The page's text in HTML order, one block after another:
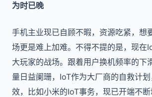
为时已晚
手机主业现已自顾不暇，资源吃紧，想
场更是难上加难。不得不提的是，现在
大玩家的战场。跟着用户换机频率的下
量日益阑珊，IoT作为大厂商的自救计
效，比如小米的IoT事务，现已开端不